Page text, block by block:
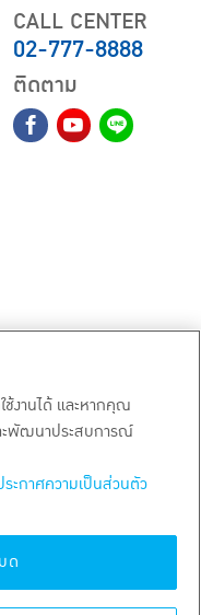
CALL CENTER
02-777-8888
ติดตาม
ช้งานได้ และหากคุณ
ะพัฒนาประสบการณ์
ระกาศความเป็นส่วนตัว
ด